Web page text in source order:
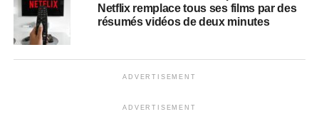
Netflix remplace tous ses films par des
résumés vidéos de deux minutes
ADVERTISEMENT
ADVERTISEMENT